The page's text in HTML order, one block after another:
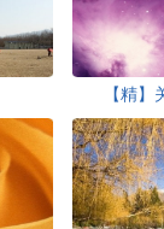
【精